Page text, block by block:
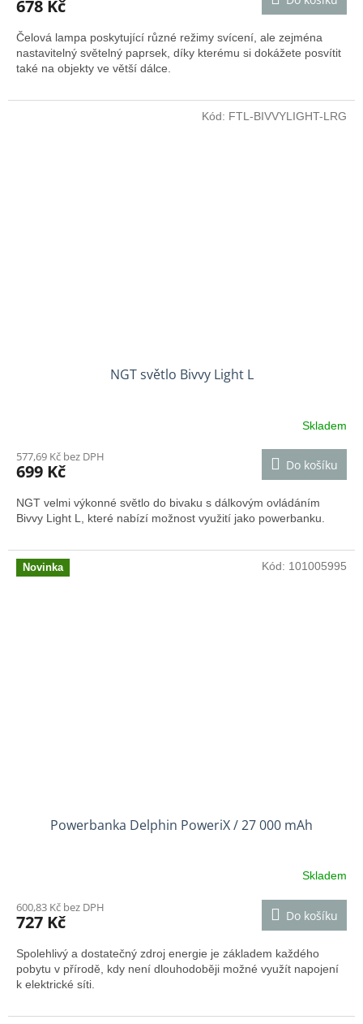
678 Kč
Čelová lampa poskytující různé režimy svícení, ale zejména
nastavitelný světelný paprsek, díky kterému si dokážete posvítit
také na objekty ve větší dálce.
NGT světlo Bivvy Light L
Skladem
577,69 Kč bez DPH
699 Kč Do košíku
NGT velmi výkonné světlo do bivaku s dálkovým ovládáním
Bivvy Light L, které nabízí možnost využití jako powerbanku.
Kód: FTL-BIVVYLIGHT-LRG
Novinka
Powerbanka Delphin PoweriX / 27 000 mAh
Skladem
600,83 Kč bez DPH
727 Kč Do košíku
Spolehlivý a dostatečný zdroj energie je základem každého
pobytu v přírodě, kdy není dlouhodoběji možné využít napojení
k elektrické síti.
Kód: 101005995